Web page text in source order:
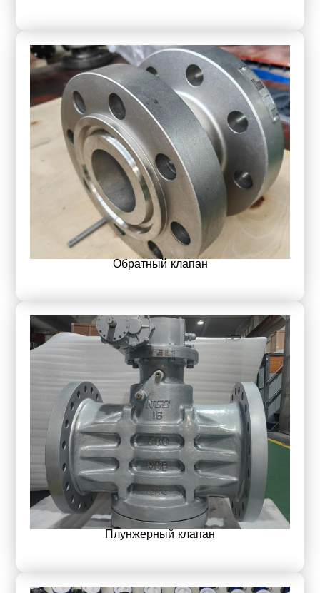
Обратный клапан
Плунжерный клапан